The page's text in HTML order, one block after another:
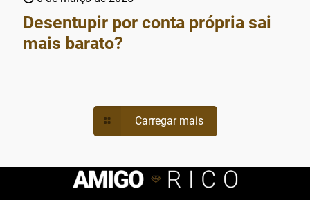
Desentupir por conta própria sai
mais barato?
Carregar mais